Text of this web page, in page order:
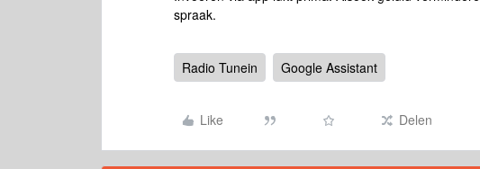
spraak.
Radio Tunein Google Assistant
Like Delen